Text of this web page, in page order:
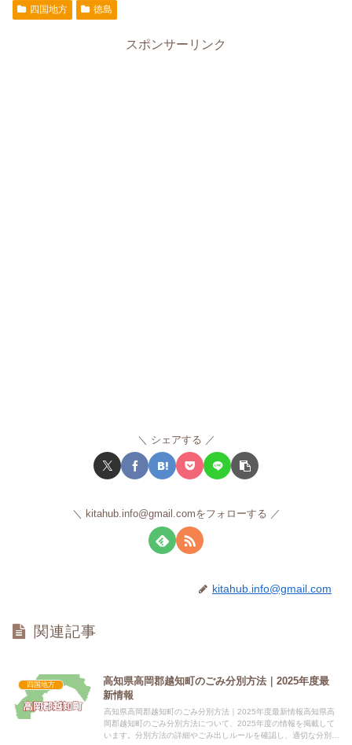
四国地方 徳島
スポンサーリンク
シェアする
kitahub.info@gmail.comをフォローする
kitahub.info@gmail.com
関連記事
四国地方
高知県高岡郡越知町のごみ分別方法｜2025年度最
新情報
高知県高岡郡越知町のごみ分別方法｜2025年度最新情報高知県高
岡郡越知町のごみ分別方法について、2025年度の情報を掲載して
います。分別方法の詳細やごみ出しルールを確認し、適切な分別に